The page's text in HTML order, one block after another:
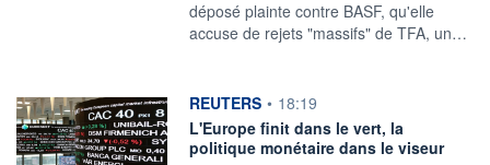
déposé plainte contre BASF, qu'elle
accuse de rejets "massifs" de TFA, un…
information fournie par
REUTERS • 18:19
L'Europe finit dans le vert, la
politique monétaire dans le viseur